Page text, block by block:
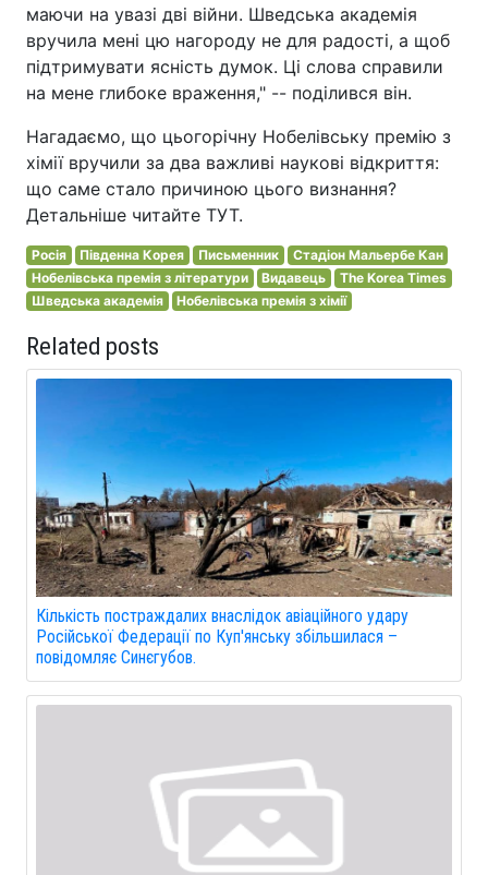
маючи на увазі дві війни. Шведська академія
вручила мені цю нагороду не для радості, а щоб
підтримувати ясність думок. Ці слова справили
на мене глибоке враження," -- поділився він.
Нагадаємо, що цьогорічну Нобелівську премію з
хімії вручили за два важливі наукові відкриття:
що саме стало причиною цього визнання?
Детальніше читайте ТУТ.
Росія Південна Корея Письменник
Стадіон Мальербе Кан
Нобелівська премія з літератури
Видавець
The Korea Times
Шведська академія
Нобелівська премія з хімії
Related posts
Кількість постраждалих внаслідок авіаційного удару
Російської Федерації по Куп'янську збільшилася –
повідомляє Синєгубов.